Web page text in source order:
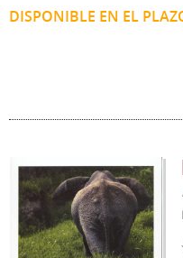
DISPONIBLE EN EL